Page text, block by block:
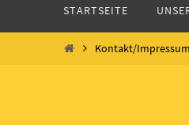
springen
STARTSEITE
StartKontakt/Impressum